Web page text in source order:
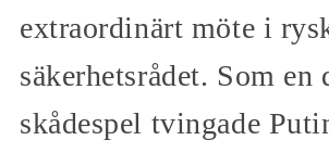
extraordinärt möte i
säkerhetsrådet. Som en
skådespel tvingade